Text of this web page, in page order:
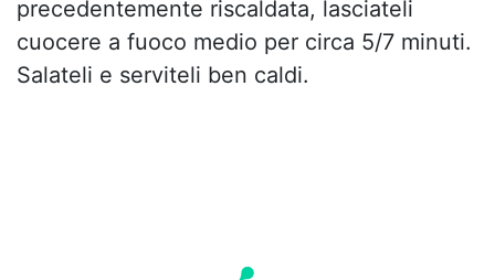
precedentemente riscaldata, lasciateli
cuocere a fuoco medio per circa 5/7 minuti.
Salateli e serviteli ben caldi.